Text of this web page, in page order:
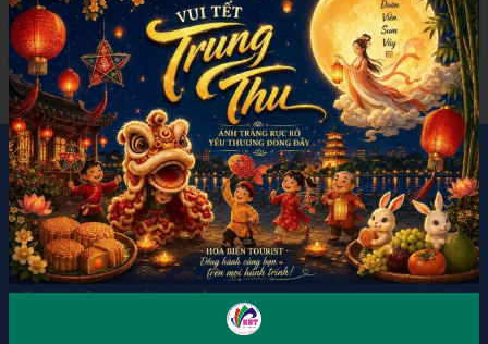
ĐĂNG KÝ NHẬN TIN
Hãy đăng ký nhận thông tin mới nhất từ chúng tôi
GỬI
LIÊN HỆ
VĂN PHÒNG BÌNH TÂN
📍258/58/17 Hồ Học Lãm, Phường An Lạc, TP. HCM